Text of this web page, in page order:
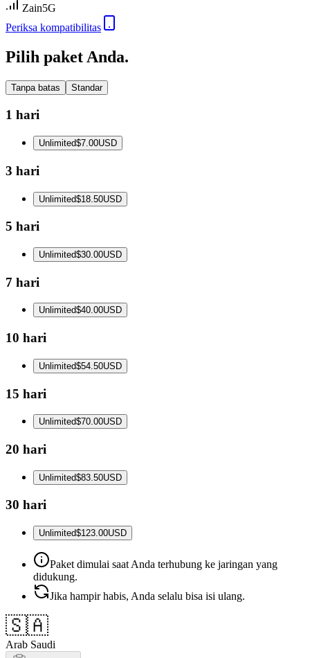
Zain5G
Periksa kompatibilitas
Pilih paket Anda.
Tanpa batas Standar
1 hari
Unlimited$7.00USD
3 hari
Unlimited$18.50USD
5 hari
Unlimited$30.00USD
7 hari
Unlimited$40.00USD
10 hari
Unlimited$54.50USD
15 hari
Unlimited$70.00USD
20 hari
Unlimited$83.50USD
30 hari
Unlimited$123.00USD
Paket dimulai saat Anda terhubung ke jaringan yang
didukung.
Jika hampir habis, Anda selalu bisa isi ulang.
🇸🇦
Arab Saudi